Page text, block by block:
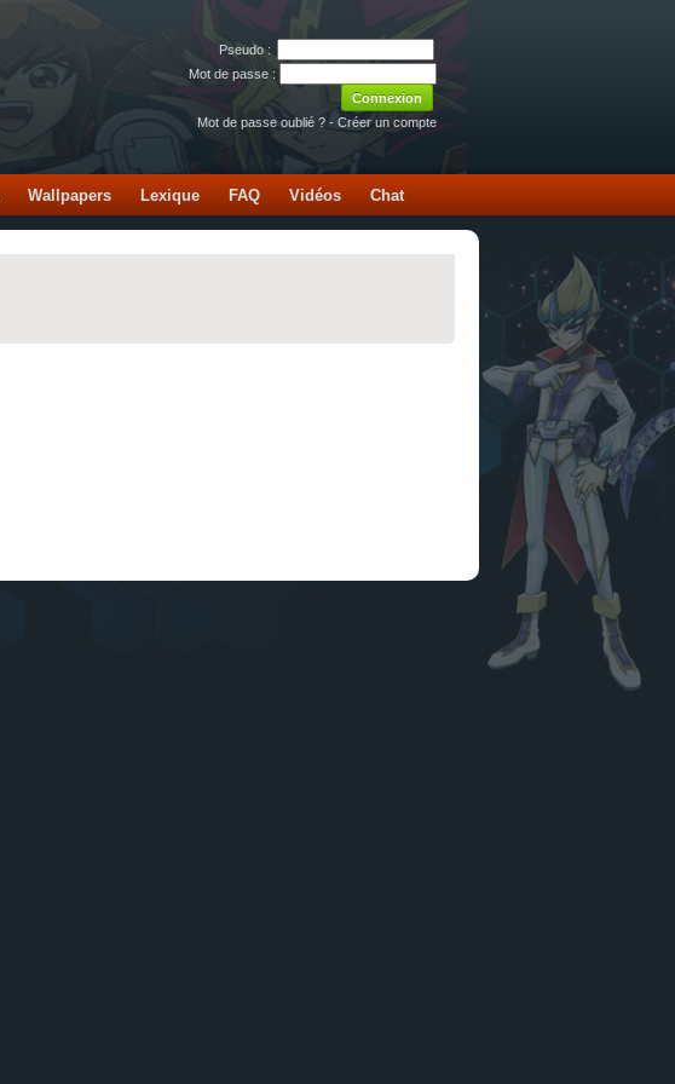
Pseudo :
Mot de passe :
Mot de passe oublié ? - Créer un compte
Wallpapers Lexique FAQ Vidéos Chat